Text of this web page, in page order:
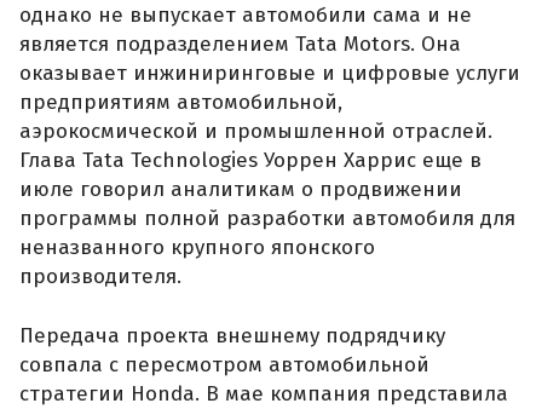
однако не выпускает автомобили сама и не
является подразделением Tata Motors. Она
оказывает инжиниринговые и цифровые услуги
предприятиям автомобильной,
аэрокосмической и промышленной отраслей.
Глава Tata Technologies Уоррен Харрис еще в
июле говорил аналитикам о продвижении
программы полной разработки автомобиля для
неназванного крупного японского
производителя.
Передача проекта внешнему подрядчику
совпала с пересмотром автомобильной
стратегии Honda. В мае компания представила